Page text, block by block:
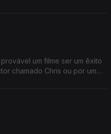
um filme ser um êxito
chamado Chris ou por uma